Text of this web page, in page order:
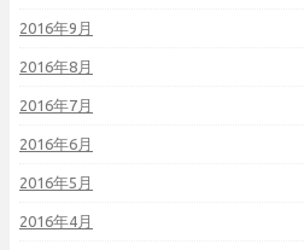
2016年9月
2016年8月
2016年7月
2016年6月
2016年5月
2016年4月